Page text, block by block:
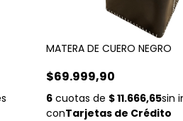
MATERA DE CUERO NEGRO
$69.999,90